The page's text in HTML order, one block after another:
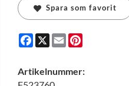
Spara som favorit
Facebook
X Email
Artikelnummer: